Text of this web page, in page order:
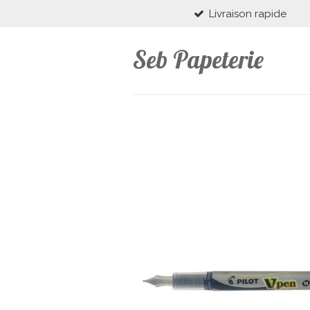
Livraison rapide
Seb Papeterie